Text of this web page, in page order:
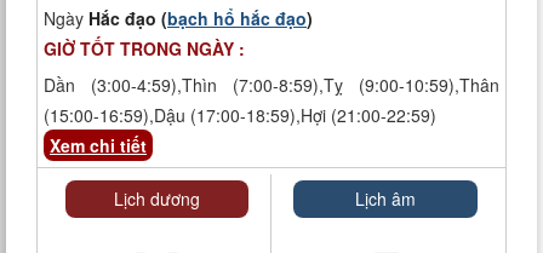
Ngày Hắc đạo (bạch hổ hắc đạo)
GIỜ TỐT TRONG NGÀY :
Dần (3:00-4:59),Thìn (7:00-8:59),Tỵ (9:00-10:59),Thân
(15:00-16:59),Dậu (17:00-18:59),Hợi (21:00-22:59)
Xem chi tiết
Lịch dương Lịch âm